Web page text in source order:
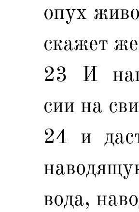
опух
скажет
23 И
сии на
24 и
вода,